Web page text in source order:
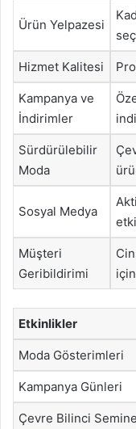
Ürün Yelpazesi
Hizmet Kalitesi
Kampanya ve
İndirimler
Sürdürülebilir
Moda
Sosyal Medya
Müşteri
Geribildirimi
Etkinlikler
Moda Gösterimleri
Kampanya Günleri
Çevre Bilinci